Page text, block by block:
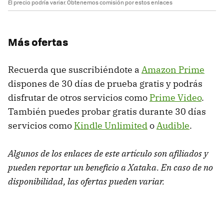
El precio podría variar. Obtenemos comisión por estos enlaces
Más ofertas
Recuerda que suscribiéndote a Amazon Prime
dispones de 30 días de prueba gratis y podrás
disfrutar de otros servicios como Prime Video.
También puedes probar gratis durante 30 días
servicios como Kindle UnlimitedoAudible.
Algunos de los enlaces de este artículo son afiliados y
pueden reportar un beneficio a Xataka. En caso de no
disponibilidad, las ofertas pueden variar.